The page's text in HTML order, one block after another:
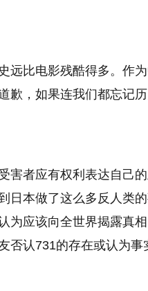
远比电影残酷得多。作为
歉，如果连我们都忘记
害者应有权利表达自己
日本做了这么多反人类
为应该向全世界揭露真
否认731的存在或认为事